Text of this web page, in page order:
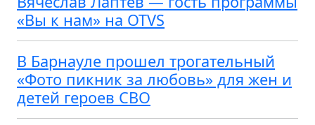
«Вы к нам» на OTVS
В Барнауле прошел трогательный
«Фото пикник за любовь» для жен и
детей героев СВО